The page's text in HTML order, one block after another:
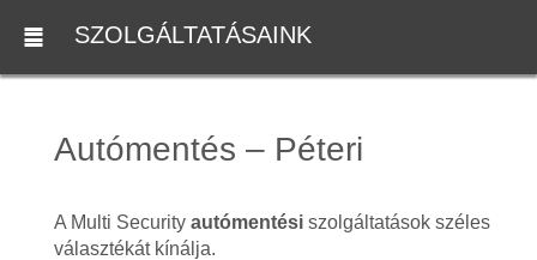
SZOLGÁLTATÁSAINK
Autómentés – Péteri
A Multi Security autómentésiszolgáltatások széles
választékát kínálja.